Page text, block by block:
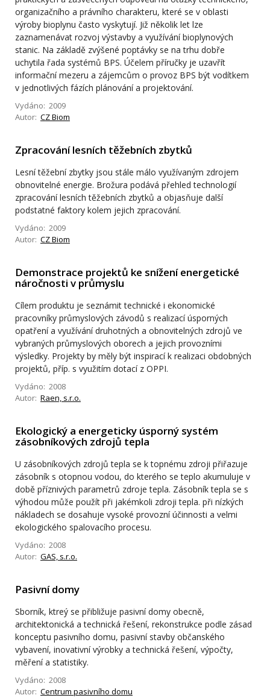
organizačního a právního charakteru, které se v oblasti
výroby bioplynu často vyskytují. Již několik let lze
zaznamenávat rozvoj výstavby a využívání bioplynových
stanic. Na základě zvýšené poptávky se na trhu dobře
uchytila řada systémů BPS. Účelem příručky je uzavřít
informační mezeru a zájemcům o provoz BPS být vodítkem
v jednotlivých fázích plánování a projektování.
Vydáno: 2009
Autor: CZ Biom
Zpracování lesních těžebních zbytků
Lesní těžební zbytky jsou stále málo využívaným zdrojem
obnovitelné energie. Brožura podává přehled technologií
zpracování lesních těžebních zbytků a objasňuje další
podstatné faktory kolem jejich zpracování.
Vydáno: 2009
Autor: CZ Biom
Demonstrace projektů ke snížení energetické
náročnosti v průmyslu
Cílem produktu je seznámit technické i ekonomické
pracovníky průmyslových závodů s realizací úsporných
opatření a využívání druhotných a obnovitelných zdrojů ve
vybraných průmyslových oborech a jejich provozními
výsledky. Projekty by měly být inspirací k realizaci obdobných
projektů, příp. s využitím dotací z OPPI.
Vydáno: 2008
Autor: Raen, s.r.o.
Ekologický a energeticky úsporný systém
zásobníkových zdrojů tepla
U zásobníkových zdrojů tepla se k topnému zdroji přiřazuje
zásobník s otopnou vodou, do kterého se teplo akumuluje v
době příznivých parametrů zdroje tepla. Zásobník tepla se s
výhodou může použít při jakémkoli zdroji tepla. při nízkých
nákladech se dosahuje vysoké provozní účinnosti a velmi
ekologického spalovacího procesu.
Vydáno: 2008
Autor: GAS, s.r.o.
Pasivní domy
Sborník, ktreý se přibližuje pasivní domy obecně,
architektonická a technická řešení, rekonstrukce podle zásad
konceptu pasivního domu, pasivní stavby občanského
vybavení, inovativní výrobky a technická řešení, výpočty,
měření a statistiky.
Vydáno: 2008
Autor: Centrum pasivního domu